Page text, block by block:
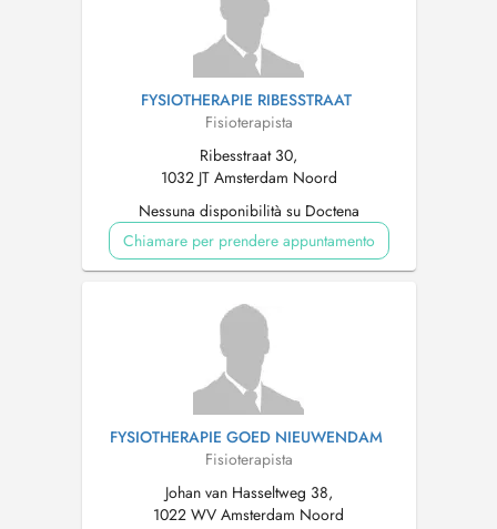
FYSIOTHERAPIE RIBESSTRAAT
Fisioterapista
Ribesstraat 30,
1032 JT Amsterdam Noord
Nessuna disponibilità su Doctena
Chiamare per prendere appuntamento
FYSIOTHERAPIE GOED NIEUWENDAM
Fisioterapista
Johan van Hasseltweg 38,
1022 WV Amsterdam Noord